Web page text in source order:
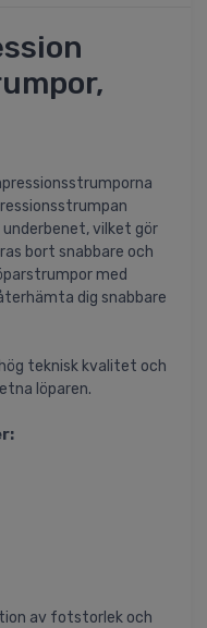
vilket gör
bort snabbare och
med
dig snabbare
teknisk kvalitet och
löparen.
av fotstorlek och